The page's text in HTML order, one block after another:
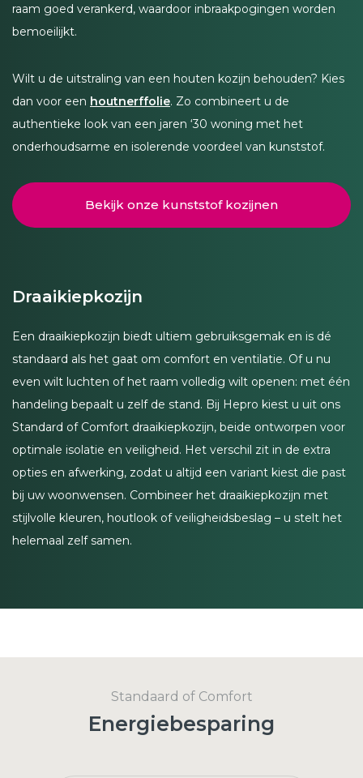
raam goed verankerd, waardoor inbraakpogingen worden
bemoeilijkt.
Wilt u de uitstraling van een houten kozijn behouden? Kies
dan voor een houtnerffolie. Zo combineert u de
authentieke look van een jaren ‘30 woning met het
onderhoudsarme en isolerende voordeel van kunststof.
Bekijk onze kunststof kozijnen
Draaikiepkozijn
Een draaikiepkozijn biedt ultiem gebruiksgemak en is dé
standaard als het gaat om comfort en ventilatie. Of u nu
even wilt luchten of het raam volledig wilt openen: met één
handeling bepaalt u zelf de stand. Bij Hepro kiest u uit ons
Standard of Comfort draaikiepkozijn, beide ontworpen voor
optimale isolatie en veiligheid. Het verschil zit in de extra
opties en afwerking, zodat u altijd een variant kiest die past
bij uw woonwensen. Combineer het draaikiepkozijn met
stijlvolle kleuren, houtlook of veiligheidsbeslag – u stelt het
helemaal zelf samen.
Standaard of Comfort
Energiebesparing